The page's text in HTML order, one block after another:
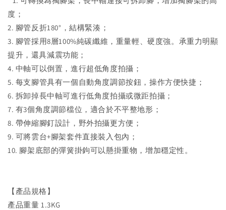
度；
2. 腳管反折180°，結構緊湊；
3. 腳管採用8層100%純碳纖維，重量輕、硬度強。承重力明顯
提升，還具減震功能；
4. 中軸可以倒置，進行超低角度拍攝；
5. 每支腳管具有一個自動角度調節按鈕，操作方便快捷；
6. 拆卸掉長中軸可進行低角度拍攝或微距拍攝；
7. 有3個角度調節檔位，適合於不平整地形；
8. 帶伸縮腳釘設計，野外拍攝更方便；
9. 可將雲台+腳架套件直接裝入包內；
10. 腳架底部的彈簧掛鉤可以懸掛重物，增加穩定性。
【產品規格】
產品重量 1.3KG